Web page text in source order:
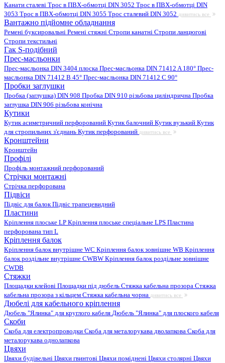
Канати сталеві Трос в ПВХ-обмотці DIN 3052 Трос в ПВХ-обмотці DIN
3053 Трос в ПВХ-обмотці DIN 3055 Трос сталевий DIN 3052 дивитись все
Вантажно підйомне обладнання
Ремені буксировальні Ремені стяжні Стропи канатні Стропи ланцюгові
Стропи текстильні
Гак S-подібний
Прес-масльонки
Прес-масльонка DIN 3404 плоска Прес-масльонка DIN 71412 A 180° Прес-
масльонка DIN 71412 B 45° Прес-масльонка DIN 71412 C 90°
Пробки заглушки
Пробка (заглушка) DIN 908 Пробка DIN 910 різьбова циліндрична Пробка
заглушка DIN 906 різьбова конічна
Кутики
Кутик асиметричний перфорований Кутик балочний Кутик вузький Кутик
для стропильних з'єднань Кутик перфорований дивитись все
Кронштейни
Кронштейн
Профілі
Профіль монтажний перфорований
Стрічки монтажні
Стрічка перфорована
Підвіси
Підвіс для балокПідвіс трапецевидний
Пластини
Кріплення плоське LP Кріплення плоське спеціальне LPS Пластина
перфорована тип L
Кріплення балок
Кріплення балок внутрішне WC Кріплення балок зовнішне WB Кріплення
балок роздільне внутрішне CWBW Кріплення балок роздільне зовнішне
CWDB
Стяжки
Площадки клейові Площадки під дюбель Стяжка кабельна прозора Стяжка
кабельна прозора з кільцем Стяжка кабельна чорна дивитись все
Дюбелі для кабельного кріплення
Дюбель "Ялинка" для круглого кабеля Дюбель "Ялинка" для плоского кабеля
Скоби
Скоба для електропроводки Скоба для металорукава дволапкова Скоба для
металорукава однолапкова
Цвяхи
Цвяхи будівельні Цвяхи гвинтові Цвяхи поміднені Цвяхи столярні Цвяхи